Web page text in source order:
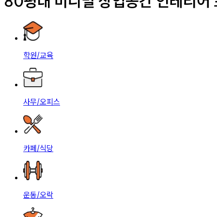
학원/교육
사무/오피스
카페/식당
운동/오락